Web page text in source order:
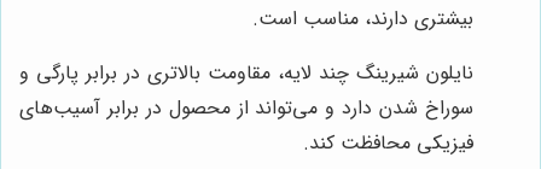
بیشتری دارند، مناسب است.
نایلون شیرینگ چند لایه، مقاومت بالاتری در برابر پارگی و
سوراخ شدن دارد و می‌تواند از محصول در برابر آسیب‌های
فیزیکی محافظت کند.